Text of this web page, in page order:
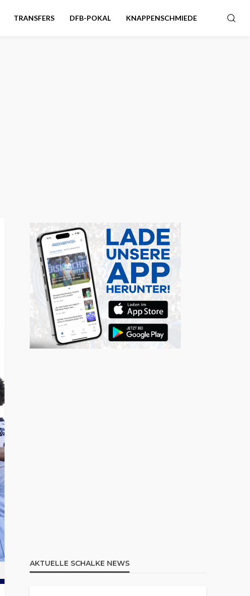
TRANSFERS DFB-POKAL KNAPPENSCHMIEDE
AKTUELLE SCHALKE NEWS